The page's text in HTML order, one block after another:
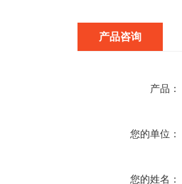
产品咨询
产品：
您的单位：
您的姓名：